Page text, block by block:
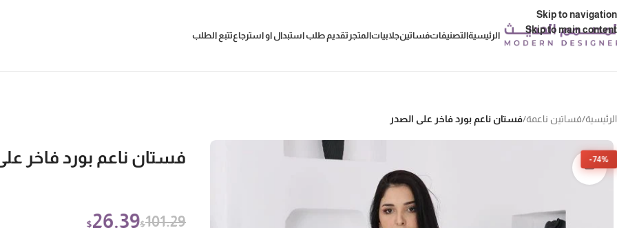
Skip to navigation
Skip to main content
الرئيسيةالتصنيفاتفساتينجلابياتالمتجر تقديم طلب استبدال او استرجاعتتبع الطلب
الرئيسية/فساتين ناعمة/فستان ناعم بورد فاخر على الصدر
-74% فستان ناعم بورد فاخر
$101.29
$26.39